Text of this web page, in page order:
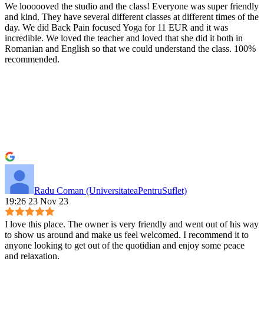
We loooooved the studio and the class! Everyone was super friendly
and kind. They have several different classes at different times of the
day. We did Back Pain focused Yoga for 11 EUR and it was
incredible. We loved the teacher and loved that she did it both in
Romanian and English so that we could understand the class. 100%
recommended.
Radu Coman (UniversitateaPentruSuflet)
19:26 23 Nov 23
I love this place. The owner is very friendly and went out of his way
to show us around and make us feel welcomed. I recommend it to
anyone looking to get out of the quotidian and enjoy some peace
and relaxation.